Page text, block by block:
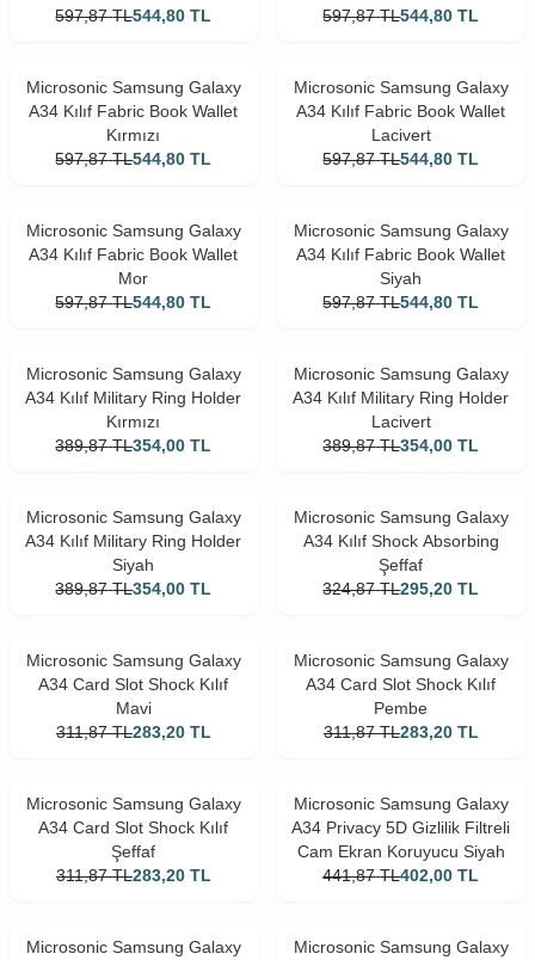
597,87 TL544,80 TL
597,87 TL544,80 TL
Microsonic Samsung Galaxy
A34 Kılıf Fabric Book Wallet
Kırmızı
597,87 TL544,80 TL
Microsonic Samsung Galaxy
A34 Kılıf Fabric Book Wallet
Lacivert
597,87 TL544,80 TL
Microsonic Samsung Galaxy
A34 Kılıf Fabric Book Wallet
Mor
597,87 TL544,80 TL
Microsonic Samsung Galaxy
A34 Kılıf Fabric Book Wallet
Siyah
597,87 TL544,80 TL
Microsonic Samsung Galaxy
A34 Kılıf Military Ring Holder
Kırmızı
389,87 TL354,00 TL
Microsonic Samsung Galaxy
A34 Kılıf Military Ring Holder
Lacivert
389,87 TL354,00 TL
Microsonic Samsung Galaxy
A34 Kılıf Military Ring Holder
Siyah
389,87 TL354,00 TL
Microsonic Samsung Galaxy
A34 Kılıf Shock Absorbing
Şeffaf
324,87 TL295,20 TL
Microsonic Samsung Galaxy
A34 Card Slot Shock Kılıf
Mavi
311,87 TL283,20 TL
Microsonic Samsung Galaxy
A34 Card Slot Shock Kılıf
Pembe
311,87 TL283,20 TL
Microsonic Samsung Galaxy
A34 Card Slot Shock Kılıf
Şeffaf
311,87 TL283,20 TL
Microsonic Samsung Galaxy
A34 Privacy 5D Gizlilik Filtreli
Cam Ekran Koruyucu Siyah
441,87 TL402,00 TL
Microsonic Samsung Galaxy
Microsonic Samsung Galaxy